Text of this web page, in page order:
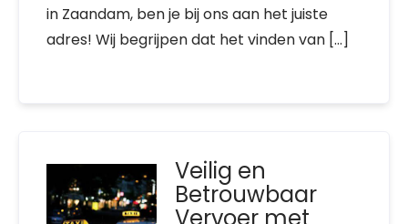
in Zaandam, ben je bij ons aan het juiste
adres! Wij begrijpen dat het vinden van […]
Veilig en
Betrouwbaar